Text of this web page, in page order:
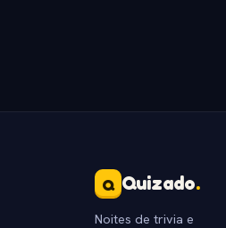
Q Quizado.
Noites de trivia e